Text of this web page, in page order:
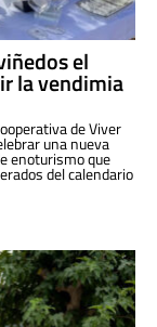
el
la vendimia
de Viver
una nueva
enoturismo que
del calendario